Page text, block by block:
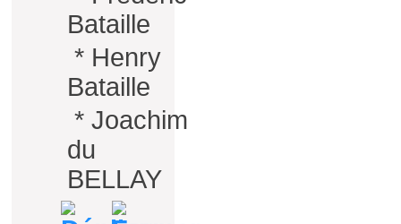
Bataille
* Henry
Bataille
* Joachim
du
BELLAY